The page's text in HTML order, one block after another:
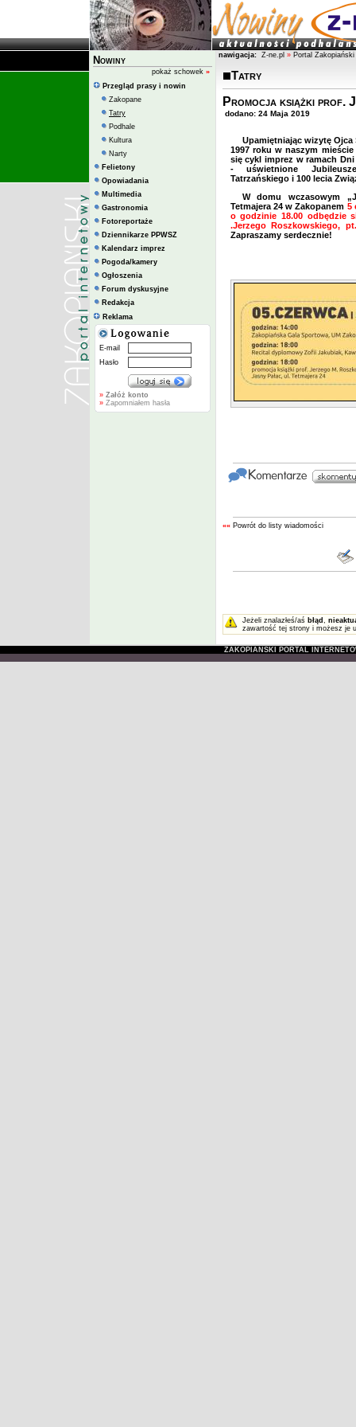
Nowiny
pokaż schowek »
Przegląd prasy i nowin
Zakopane
Tatry
Podhale
Kultura
Narty
Felietony
Opowiadania
Multimedia
Gastronomia
Fotoreportaże
Dziennikarze PPWSZ
Kalendarz imprez
Pogoda/kamery
Ogłoszenia
Forum dyskusyjne
Redakcja
Reklama
E-mail
Hasło
» Załóż konto
» Zapomniałem hasła
nawigacja: Z-ne.pl » Portal Zakopiański
Tatry
Promocja książki prof.
dodano: 24 Maja 2019
Upamiętniając wizytę Ojca
1997 roku w naszym
się cykl imprez w ramach
- uświetnione
Tatrzańskiego i 100 lecia
W domu wczasowym
Tetmajera 24 w Zakopanem 5
o godzinie 18.00 odbędzie
.Jerzego Roszkowskiego,
Zapraszamy serdecznie!
«« Powrót do listy wiadomości
Jeżeli znalazłeś/aś błąd ,
zawartość tej strony i możesz je
ZAKOPIAŃSKI PORTAL